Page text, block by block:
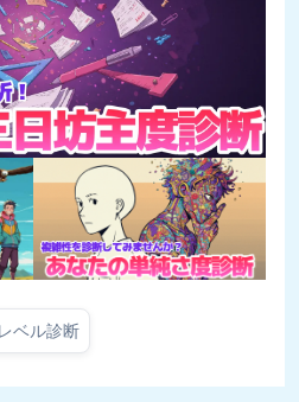
レベル診断